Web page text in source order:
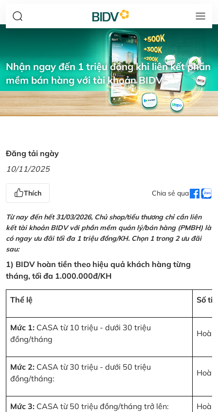
Nhận ngay đến 1 triệu đồng khi liên kết phần
mềm bán hàng với tài khoản BIDV
Đăng tải ngày
10/11/2025
Thích Chia sẻ qua
Từ nay đến hết 31/03/2026, Chủ shop/tiểu thương chỉ cần liên
kết tài khoản BIDV với phần mềm quản lý/bán hàng (PMBH) là
có ngay ưu đãi tối đa 1 triệu đồng/KH. Chọn 1 trong 2 ưu đãi
sau:
1) BIDV hoàn tiền theo hiệu quả khách hàng từng
tháng, tối đa 1.000.000đ/KH
Thể lệ Số
Mức 1: CASA từ 10 triệu - dưới 30 triệu
đồng/tháng
Mức 2: CASA từ 30 triệu - dưới 50 triệu
đồng/tháng:
Mức 3: CASA từ 50 triệu đồng/tháng trở lên: